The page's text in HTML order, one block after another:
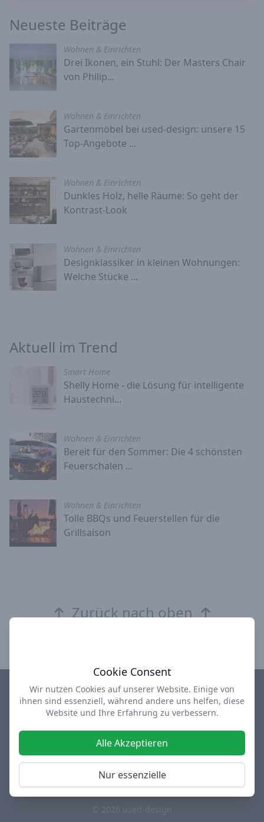
Neueste Beiträge
Wohnen & Einrichten
Drei Ikonen, ein Stuhl: Der Masters Chair
von Philip...
Wohnen & Einrichten
Gartenmöbel bei used-design: unsere 15
Top-Angebote ...
Wohnen & Einrichten
Dunkles Holz, helle Räume: So geht der
Kontrast-Look
Wohnen & Einrichten
Designklassiker in kleinen Wohnungen:
Welche Stücke ...
Aktuell im Trend
Smart Home
Shelly Home - die Lösung für intelligente
Haustechni...
Wohnen & Einrichten
Bereit für den Sommer: Die 4 schönsten
Feuerschalen ...
Wohnen & Einrichten
Tolle BBQs und Feuerstellen für die
Grillsaison
Zurück nach oben
Impressum Datenschutz AGB
Über uns
design-depot Shop
used-design Outlet
FacebookInstagram
Twitter
Cookie Consent
Wir nutzen Cookies auf unserer Website. Einige von
ihnen sind essenziell, während andere uns helfen, diese
Website und Ihre Erfahrung zu verbessern.
Alle Akzeptieren
Nur essenzielle